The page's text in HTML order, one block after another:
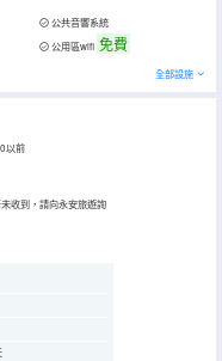
公共音響系統
公用區wifi 免費
全部設施
以前
收到，請向永安旅遊詢